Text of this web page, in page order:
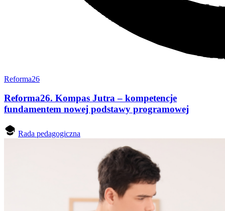
Reforma26
Reforma26. Kompas Jutra – kompetencje
fundamentem nowej podstawy programowej
Rada pedagogiczna